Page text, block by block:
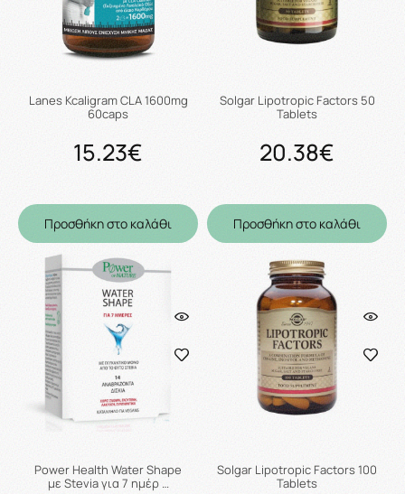
Lanes Kcaligram CLA 1600mg
60caps
15.23€
Προσθήκη στο καλάθι
Solgar Lipotropic Factors 50
Tablets
20.38€
Προσθήκη στο καλάθι
Power Health Water Shape
με Stevia για 7 ημέρ …
Solgar Lipotropic Factors 100
Tablets